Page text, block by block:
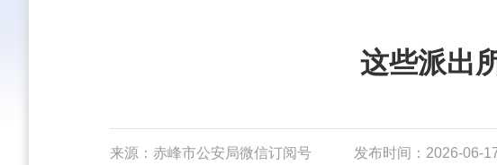
这些派出
来源：赤峰市公安局微信订阅号 发布时间：2026-06-